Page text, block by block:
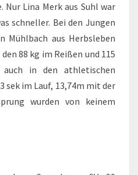
Nur Lina Merk aus Suhl war
schneller. Bei den Jungen
Mühlbach aus Herbsleben
88 kg im Reißen und 115
in den athletischen
sek im Lauf, 13,74m mit der
wurden von keinem